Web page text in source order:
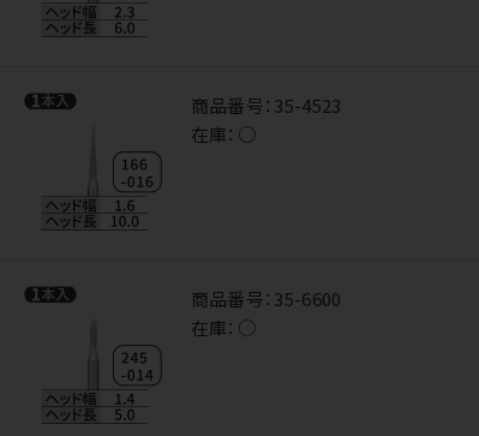
商品番号： 35-4523
在庫： ○
商品番号： 35-6600
在庫： ○